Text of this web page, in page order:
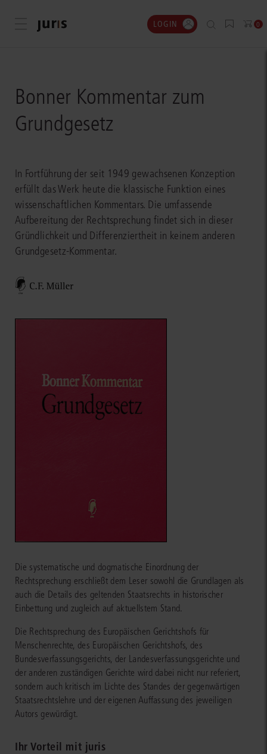
Menü öffnen LOGIN 0
Bonner Kommentar zum
Grundgesetz
In Fortführung der seit 1949 gewachsenen Konzeption
erfüllt das Werk heute die klassische Funktion eines
wissenschaftlichen Kommentars. Die umfassende
Aufbereitung der Rechtsprechung findet sich in dieser
Gründlichkeit und Differenziertheit in keinem anderen
Grundgesetz-Kommentar.
Die systematische und dogmatische Einordnung der
Rechtsprechung erschließt dem Leser sowohl die Grundlagen als
auch die Details des geltenden Staatsrechts in historischer
Einbettung und zugleich auf aktuellstem Stand.
Die Rechtsprechung des Europäischen Gerichtshofs für
Menschenrechte, des Europäischen Gerichtshofs, des
Bundesverfassungsgerichts, der Landesverfassungsgerichte und
der anderen zuständigen Gerichte wird dabei nicht nur referiert,
sondern auch kritisch im Lichte des Standes der gegenwärtigen
Staatsrechtslehre und der eigenen Auffassung des jeweiligen
Autors gewürdigt.
Ihr Vorteil mit juris